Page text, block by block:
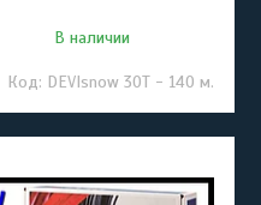
В наличии
DEVIsnow 30T - 140 м.